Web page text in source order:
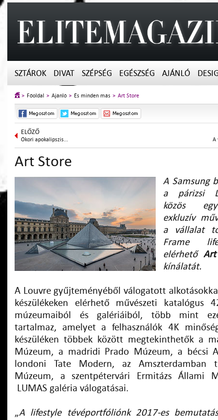
SZTÁROK DIVAT SZÉPSÉG EGÉSZSÉG AJÁNLÓ
Főoldal Ajánló És minden más Art Store
ELŐZŐ
Ókori apokalipszis... A
Art Store
A Samsung
a párizsi
közös
exkluzív
a vállalat
Frame
elérhető
kínálatát.
A Louvre gyűjteményéből válogatott
készülékeken elérhető művészeti katalógus
múzeumaiból és galériáiból, több mint
tartalmaz, amelyet a felhasználók 4K
készüléken többek között megtekinthetők a
Múzeum, a madridi Prado Múzeum, a bécsi
londoni Tate Modern, az Amszterdamban
Múzeum, a szentpétervári Ermitázs Állami
LUMAS galéria válogatásai.
„A lifestyle tévéportfóliónk 2017-es